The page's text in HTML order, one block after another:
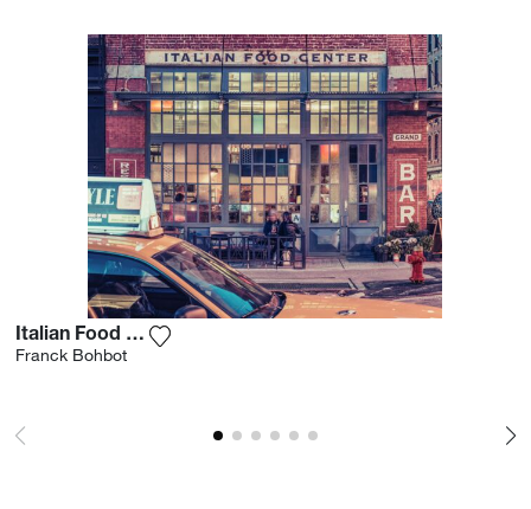
Italian Food Center Ii
Franck Bohbot